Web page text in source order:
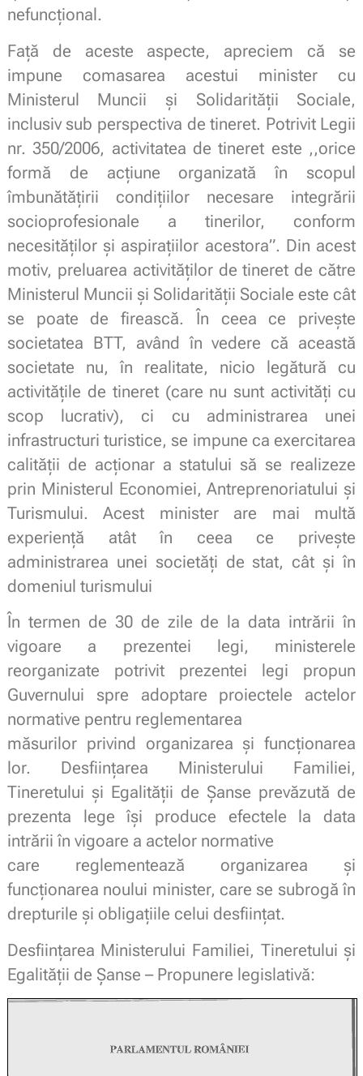
nefuncţional.
Faţă de aceste aspecte, apreciem că se
impune comasarea acestui minister cu
Ministerul Muncii şi Solidarităţii Sociale,
inclusiv sub perspectiva de tineret. Potrivit Legii
nr. 350/2006, activitatea de tineret este ,,orice
formă de acţiune organizată în scopul
îmbunătăţirii condițiilor necesare integrării
socioprofesionale a tinerilor, conform
necesităţilor şi aspiraţiilor acestora”. Din acest
motiv, preluarea activităţilor de tineret de către
Ministerul Muncii şi Solidarității Sociale este cât
se poate de firească. În ceea ce priveşte
societatea BTT, având în vedere că această
societate nu, în realitate, nicio legătură cu
activităţile de tineret (care nu sunt activităţi cu
scop lucrativ), ci cu administrarea unei
infrastructuri turistice, se impune ca exercitarea
calității de acţionar a statului să se realizeze
prin Ministerul Economiei, Antreprenoriatului şi
Turismului. Acest minister are mai multă
experienţă atât în ceea ce priveşte
administrarea unei societăți de stat, cât şi în
domeniul turismului
În termen de 30 de zile de la data intrării în
vigoare a prezentei legi, ministerele
reorganizate potrivit prezentei legi propun
Guvernului spre adoptare proiectele actelor
normative pentru reglementarea
măsurilor privind organizarea şi funcţionarea
lor. Desfiinţarea Ministerului Familiei,
Tineretului şi Egalităţii de Şanse prevăzută de
prezenta lege îşi produce efectele la data
intrării în vigoare a actelor normative
care reglementează organizarea şi
funcţionarea noului minister, care se subrogă în
drepturile şi obligaţiile celui desfiinţat.
Desfiinţarea Ministerului Familiei, Tineretului şi
Egalităţii de Şanse – Propunere legislativă: